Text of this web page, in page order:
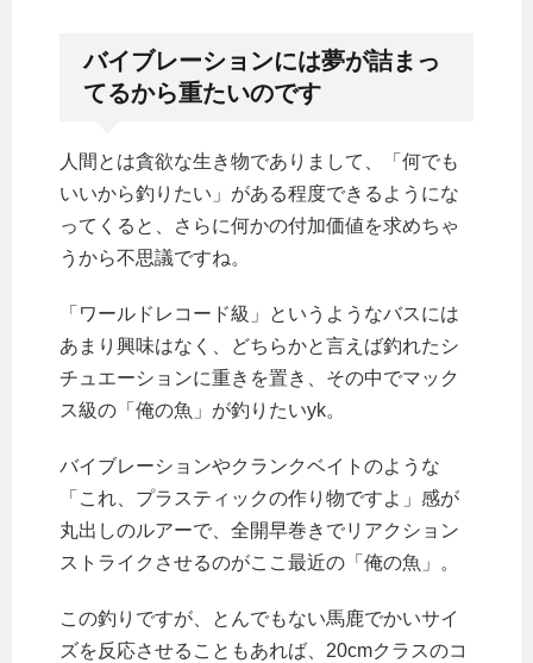
バイブレーションには夢が詰まっ
てるから重たいのです
人間とは貪欲な生き物でありまして、「何でも
いいから釣りたい」がある程度できるようにな
ってくると、さらに何かの付加価値を求めちゃ
うから不思議ですね。
「ワールドレコード級」というようなバスには
あまり興味はなく、どちらかと言えば釣れたシ
チュエーションに重きを置き、その中でマック
ス級の「俺の魚」が釣りたいyk。
バイブレーションやクランクベイトのような
「これ、プラスティックの作り物ですよ」感が
丸出しのルアーで、全開早巻きでリアクション
ストライクさせるのがここ最近の「俺の魚」。
この釣りですが、とんでもない馬鹿でかいサイ
ズを反応させることもあれば、20cmクラスのコ